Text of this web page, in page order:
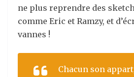
ne plus reprendre des
comme Eric et Ramzy, et
vannes !
Chacun son